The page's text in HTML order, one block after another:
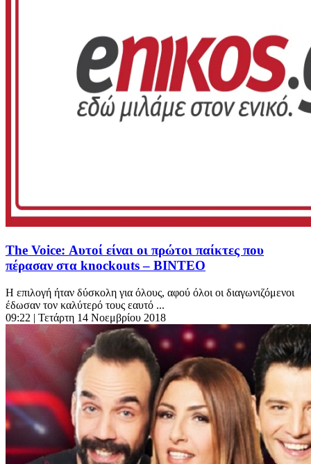
The Voice: Αυτοί είναι οι πρώτοι παίκτες που
πέρασαν στα knockouts – ΒΙΝΤΕΟ
Η επιλογή ήταν δύσκολη για όλους, αφού όλοι οι διαγωνιζόμενοι
έδωσαν τον καλύτερό τους εαυτό ...
09:22 | Τετάρτη 14 Νοεμβρίου 2018